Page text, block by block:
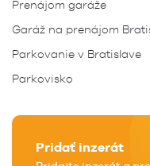
Prenájom garáže
Garáž na prenájom
Parkovanie v Bratislave
Parkovisko
Pridať inzerát